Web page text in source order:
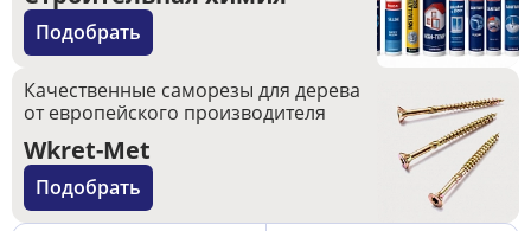
Подобрать
Качественные саморезы для дерева
от европейского производителя
Wkret-Met
Подобрать